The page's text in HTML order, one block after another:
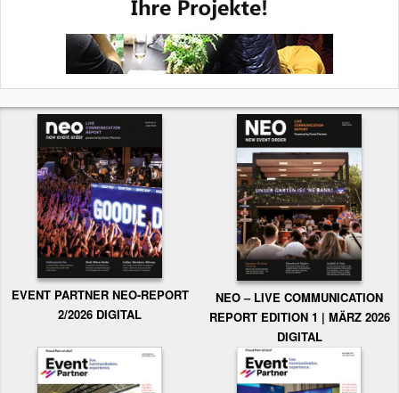
EVENT PARTNER NEO-REPORT
2/2026 DIGITAL
NEO – LIVE COMMUNICATION
REPORT EDITION 1 | MÄRZ 2026
DIGITAL